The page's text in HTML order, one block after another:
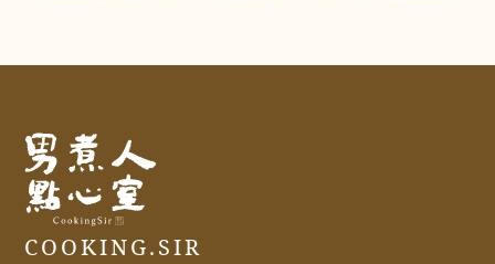
COOKING.SIR